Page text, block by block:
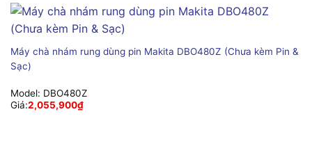
Máy chà nhám rung dùng pin Makita DBO480Z (Chưa kèm Pin &
Sạc)
Model: DBO480Z
Giá:2,055,900₫